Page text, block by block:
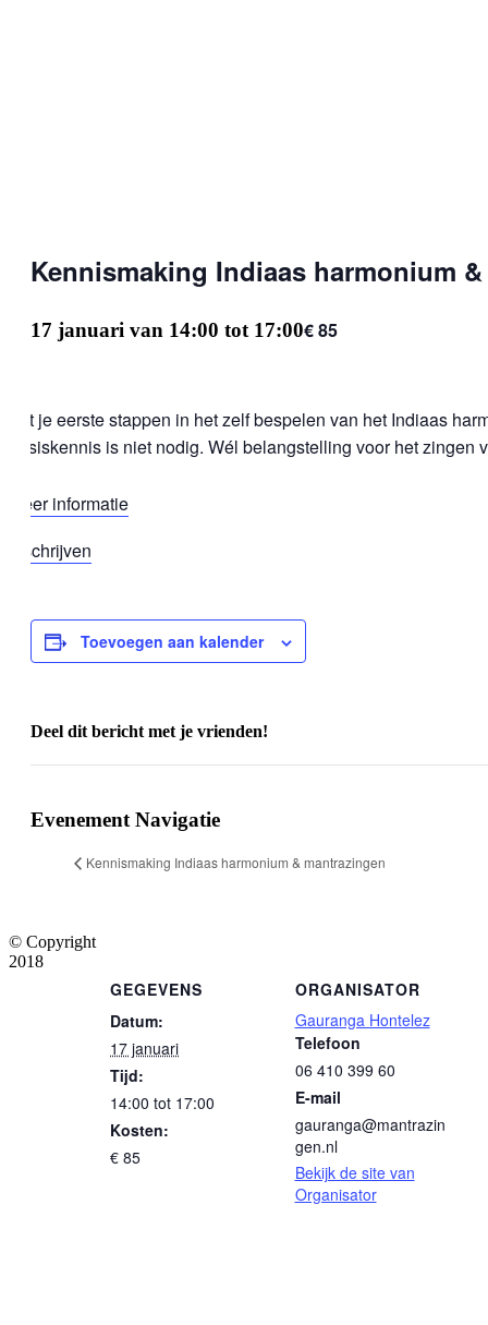
Kennismaking Indiaas harmonium
17 januari van 14:00 tot 17:00€ 85
Zet je eerste stappen in het zelf bespelen van het Indiaas
basiskennis is niet nodig. Wél belangstelling voor het zingen
meer informatie
Inschrijven
Toevoegen aan kalender
Deel dit bericht met je vrienden!
Evenement Navigatie
Kennismaking Indiaas harmonium & mantrazingen
GEGEVENS
Datum:
17 januari
Tijd:
14:00 tot 17:00
Kosten:
€ 85
ORGANISATOR
Gauranga Hontelez
Telefoon
06 410 399 60
E-mail
gauranga@mantrazin
gen.nl
Bekijk de site van
Organisator
© Copyright
2018